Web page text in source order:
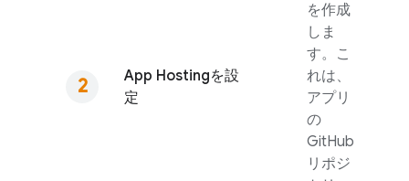
App Hostingを設
定
を作成
しま
す。こ
れは、
アプリ
の
GitHub
リポジ